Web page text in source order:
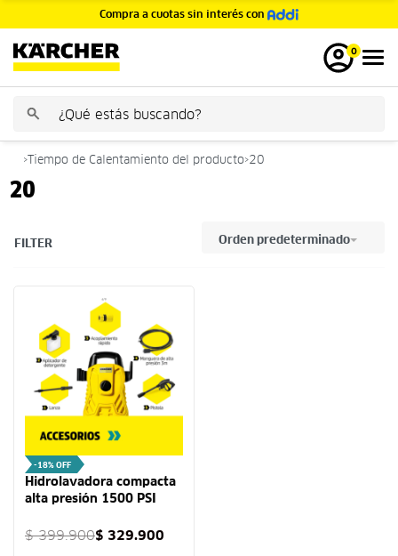
Compra a cuotas sin interés con
GRATIS
0
›Tiempo de Calentamiento del producto›20
20
Orden predeterminado
FILTER
-18% OFF
Hidrolavadora compacta
alta presión 1500 PSI
$399.900$ 329.900